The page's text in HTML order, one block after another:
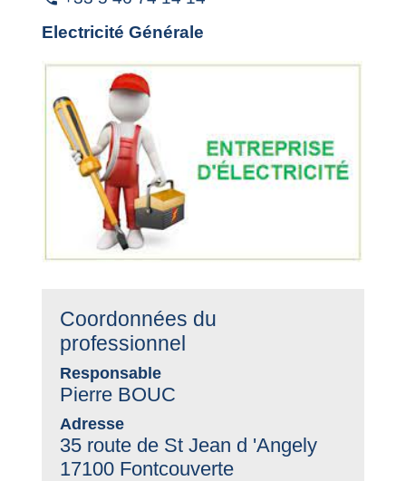
Electricité Générale
Coordonnées du
professionnel
Responsable
Pierre BOUC
Adresse
35 route de St Jean d 'Angely
17100 Fontcouverte